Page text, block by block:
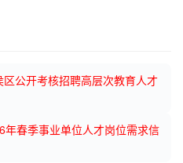
区公开考核招聘高层次教育人才
春季事业单位人才岗位需求信